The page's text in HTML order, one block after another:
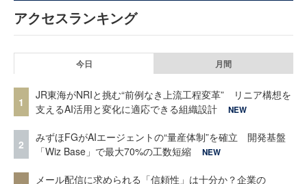
アクセスランキング
今日 月間
1
JR東海がNRIと挑む“前例なき上流工程変革” リニア構想を
支えるAI活用と変化に適応できる組織設計
NEW
2
みずほFGがAIエージェントの“量産体制”を確立 開発基盤
「Wiz Base」で最大70%の工数短縮
NEW
メール配信に求められる「信頼性」は十分か？企業の